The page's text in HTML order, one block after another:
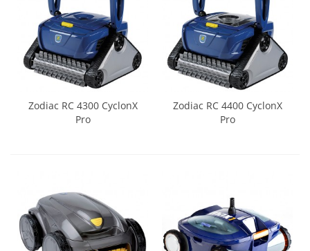
Zodiac RC 4300 CyclonX
Pro
Zodiac RC 4400 CyclonX
Pro